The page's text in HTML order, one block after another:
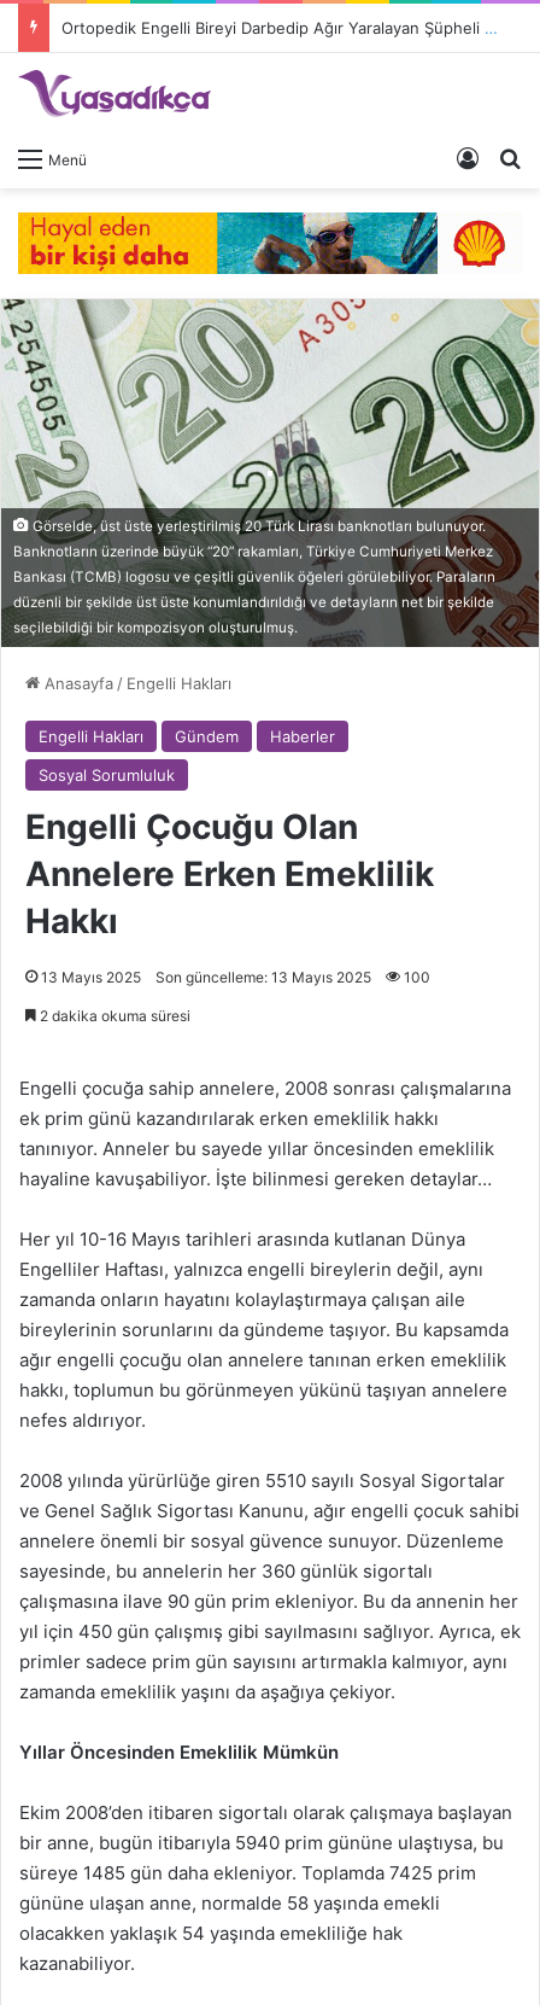
Ortopedik Engelli Bireyi Darbedip Ağır Yaralayan Şüpheli Tutuklandı
Menü Giriş
Görselde, üst üste yerleştirilmiş 20 Türk Lirası banknotları bulunuyor.
Banknotların üzerinde büyük “20” rakamları, Türkiye Cumhuriyeti Merkez
Bankası (TCMB) logosu ve çeşitli güvenlik öğeleri görülebiliyor. Paraların
düzenli bir şekilde üst üste konumlandırıldığı ve detayların net bir şekilde
seçilebildiği bir kompozisyon oluşturulmuş.
Anasayfa / Engelli Hakları
Engelli Hakları Gündem
Haberler
Sosyal Sorumluluk
Engelli Çocuğu Olan
Annelere Erken Emeklilik
Hakkı
13 Mayıs 2025 Son güncelleme: 13 Mayıs 2025 100
2 dakika okuma süresi
Engelli çocuğa sahip annelere, 2008 sonrası çalışmalarına
ek prim günü kazandırılarak erken emeklilik hakkı
tanınıyor. Anneler bu sayede yıllar öncesinden emeklilik
hayaline kavuşabiliyor. İşte bilinmesi gereken detaylar…
Her yıl 10-16 Mayıs tarihleri arasında kutlanan Dünya
Engelliler Haftası, yalnızca engelli bireylerin değil, aynı
zamanda onların hayatını kolaylaştırmaya çalışan aile
bireylerinin sorunlarını da gündeme taşıyor. Bu kapsamda
ağır engelli çocuğu olan annelere tanınan erken emeklilik
hakkı, toplumun bu görünmeyen yükünü taşıyan annelere
nefes aldırıyor.
2008 yılında yürürlüğe giren 5510 sayılı Sosyal Sigortalar
ve Genel Sağlık Sigortası Kanunu, ağır engelli çocuk sahibi
annelere önemli bir sosyal güvence sunuyor. Düzenleme
sayesinde, bu annelerin her 360 günlük sigortalı
çalışmasına ilave 90 gün prim ekleniyor. Bu da annenin her
yıl için 450 gün çalışmış gibi sayılmasını sağlıyor. Ayrıca, ek
primler sadece prim gün sayısını artırmakla kalmıyor, aynı
zamanda emeklilik yaşını da aşağıya çekiyor.
Yıllar Öncesinden Emeklilik Mümkün
Ekim 2008’den itibaren sigortalı olarak çalışmaya başlayan
bir anne, bugün itibarıyla 5940 prim gününe ulaştıysa, bu
süreye 1485 gün daha ekleniyor. Toplamda 7425 prim
gününe ulaşan anne, normalde 58 yaşında emekli
olacakken yaklaşık 54 yaşında emekliliğe hak
kazanabiliyor.